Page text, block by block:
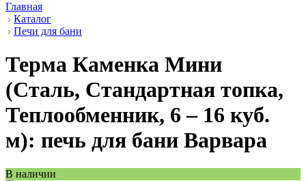
Главная
Каталог
Печи для бани
Терма Каменка Мини
(Сталь, Стандартная топка,
Теплообменник, 6 – 16 куб.
м): печь для бани Варвара
В наличии